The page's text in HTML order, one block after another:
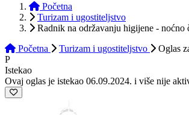
Početna
Turizam i ugostiteljstvo
Radnik na održavanju higijene - noćno
Početna
Turizam i ugostiteljstvo Oglas
P
Istekao
Ovaj oglas je istekao 06.09.2024. i više nije